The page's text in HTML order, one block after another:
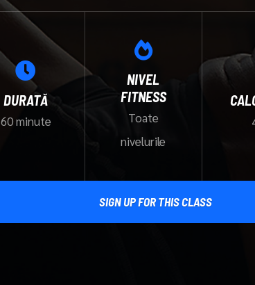
DURATĂ
60 minute
NIVEL
FITNESS
Toate
nivelurile
SIGN UP FOR THIS CLASS